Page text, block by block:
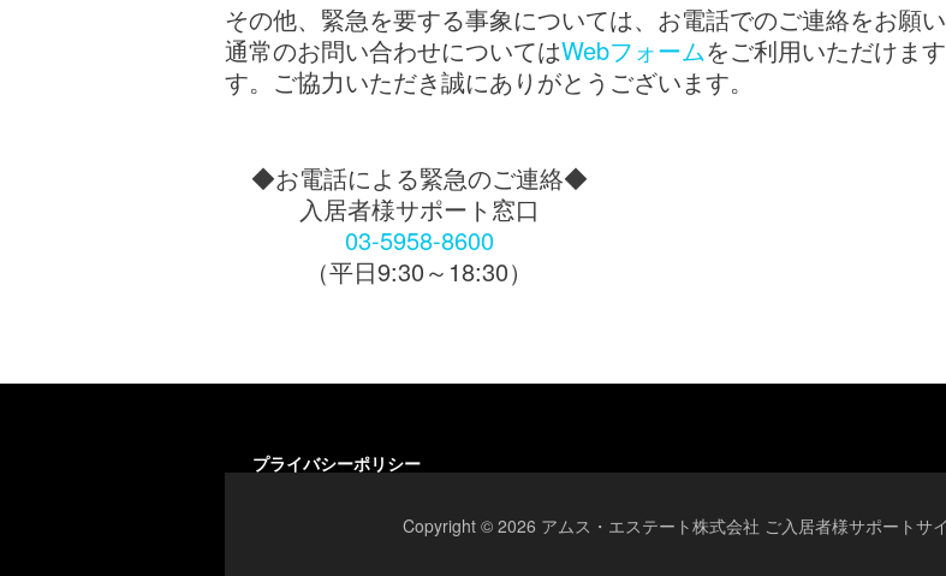
その他、緊急を要する事象については、お電話でのご連絡をお願
通常のお問い合わせについてはWebフォームをご利用いただけま
す。ご協力いただき誠にありがとうございます。
◆お電話による緊急のご連絡◆
入居者様サポート窓口
03-5958-8600
（平日9:30～18:30）
プライバシーポリシー
Copyright © 2026 アムス・エステート株式会社 ご入居者様サポートサ